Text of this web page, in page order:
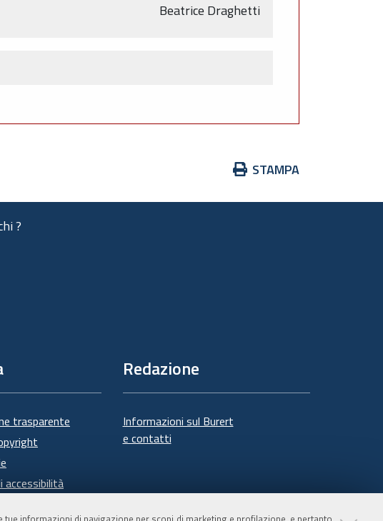
Beatrice Draghetti
Azioni
documento
STAMPA
?
trasparente
accessibilità
Redazione
Informazioni sul Burert
e contatti